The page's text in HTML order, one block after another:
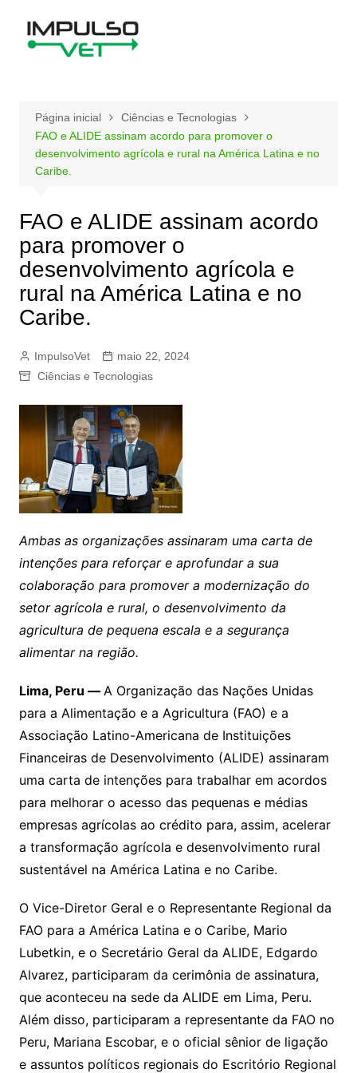
Página inicial
Ciências e Tecnologias
FAO e ALIDE assinam acordo para promover o
desenvolvimento agrícola e rural na América Latina e no
Caribe.
FAO e ALIDE assinam acordo
para promover o
desenvolvimento agrícola e
rural na América Latina e no
Caribe.
ImpulsoVet
maio 22, 2024
Ciências e Tecnologias
Ambas as organizações assinaram uma carta de
intenções para reforçar e aprofundar a sua
colaboração para promover a modernização do
setor agrícola e rural, o desenvolvimento da
agricultura de pequena escala e a segurança
alimentar na região.
Lima, Peru — A Organização das Nações Unidas
para a Alimentação e a Agricultura (FAO) e a
Associação Latino-Americana de Instituições
Financeiras de Desenvolvimento (ALIDE) assinaram
uma carta de intenções para trabalhar em acordos
para melhorar o acesso das pequenas e médias
empresas agrícolas ao crédito para, assim, acelerar
a transformação agrícola e desenvolvimento rural
sustentável na América Latina e no Caribe.
O Vice-Diretor Geral e o Representante Regional da
FAO para a América Latina e o Caribe, Mario
Lubetkin, e o Secretário Geral da ALIDE, Edgardo
Alvarez, participaram da cerimônia de assinatura,
que aconteceu na sede da ALIDE em Lima, Peru.
Além disso, participaram a representante da FAO no
Peru, Mariana Escobar, e o oficial sênior de ligação
e assuntos políticos regionais do Escritório Regional